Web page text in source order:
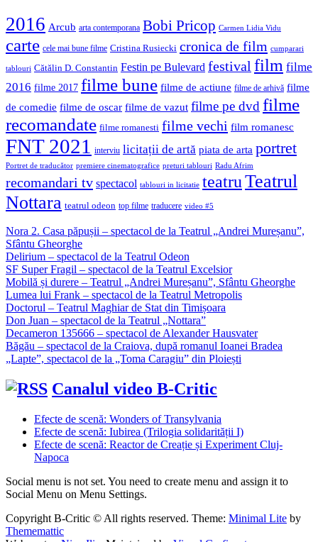
2016 Arcub arta contemporana Bobi Pricop Carmen Lidia Vidu
carte cele mai bune filme Cristina Rusiecki cronica de film cumparari
tablouri Cătălin D. Constantin Festin pe Bulevard festival film filme
2016 filme 2017 filme bune filme de actiune filme de arhivă filme
de comedie filme de oscar filme de vazut filme pe dvd filme
recomandate filme romanesti filme vechi film romanesc
FNT 2021 interviu licitații de artă piata de arta portret
Portret de traducător premiere cinematografice preturi tablouri Radu Afrim
recomandari tv spectacol tablouri in licitatie teatruTeatrul
Nottara teatrul odeon top filme traducere video #5
Nora 2. Casa păpușii – spectacol de la Teatrul „Andrei Mureșanu”,
Sfântu Gheorghe
Delirium – spectacol de la Teatrul Odeon
SF Super Fragil – spectacol de la Teatrul Excelsior
Mobilă și durere – Teatrul „Andrei Mureșanu”, Sfântu Gheorghe
Lumea lui Frank – spectacol de la Teatrul Metropolis
Doctorul – Teatrul Maghiar de Stat din Timișoara
Don Juan – spectacol de la Teatrul „Nottara”
Decameron 135666 – spectacol de Alexander Hausvater
Băgău – spectacol de la Craiova, după romanul Ioanei Bradea
„Lapte”, spectacol de la „Toma Caragiu” din Ploiești
Canalul video B-Critic
Efecte de scenă: Wonders of Transylvania
Efecte de scenă: Iubirea (Trilogia solidarității I)
Efecte de scenă: Reactor de Creație și Experiment Cluj-
Napoca
Social menu is not set. You need to create menu and assign it to
Social Menu on Menu Settings.
Copyright B-Critic © All rights reserved. Theme: Minimal Lite by
Thememattic